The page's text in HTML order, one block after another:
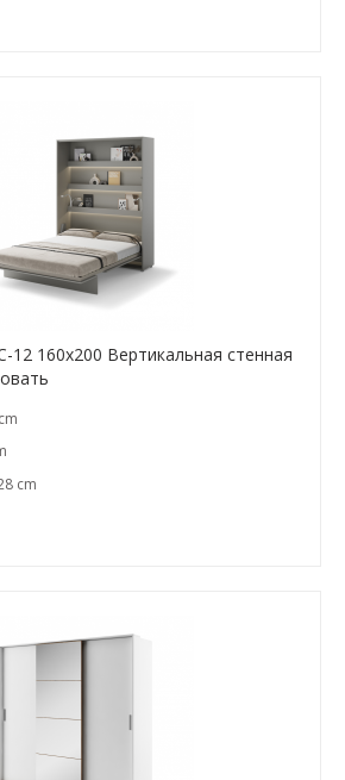
12 160x200 Вертикальная cтенная
cm